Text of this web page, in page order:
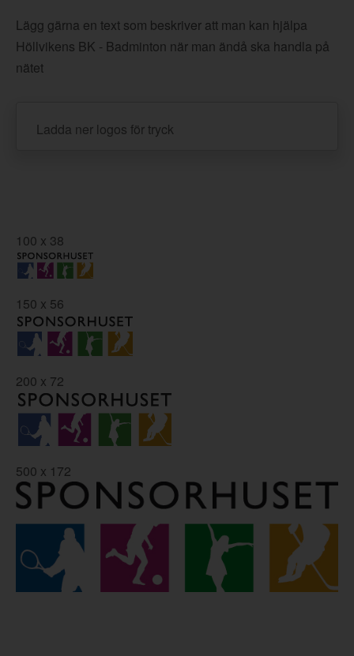
Lägg gärna en text som beskriver att man kan hjälpa
Höllvikens BK - Badminton när man ändå ska handla på
nätet
Ladda ner logos för tryck
100 x 38
150 x 56
200 x 72
500 x 172